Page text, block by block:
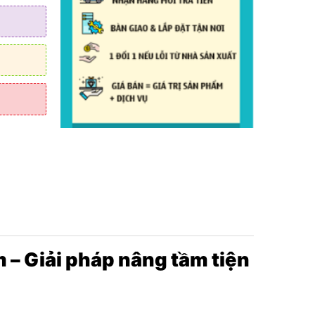
– Giải pháp nâng tầm tiện